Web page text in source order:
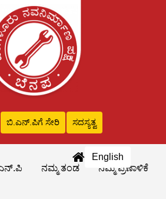
ಬಿ.ಎನ್‌.ಪಿಗೆ ಸೇರಿ ಸದಸ್ಯತ್ವ
English
ನಮ್ಮ ತಂಡ ನಮ್ಮ ಪ್ರಣಾಳಿಕೆ